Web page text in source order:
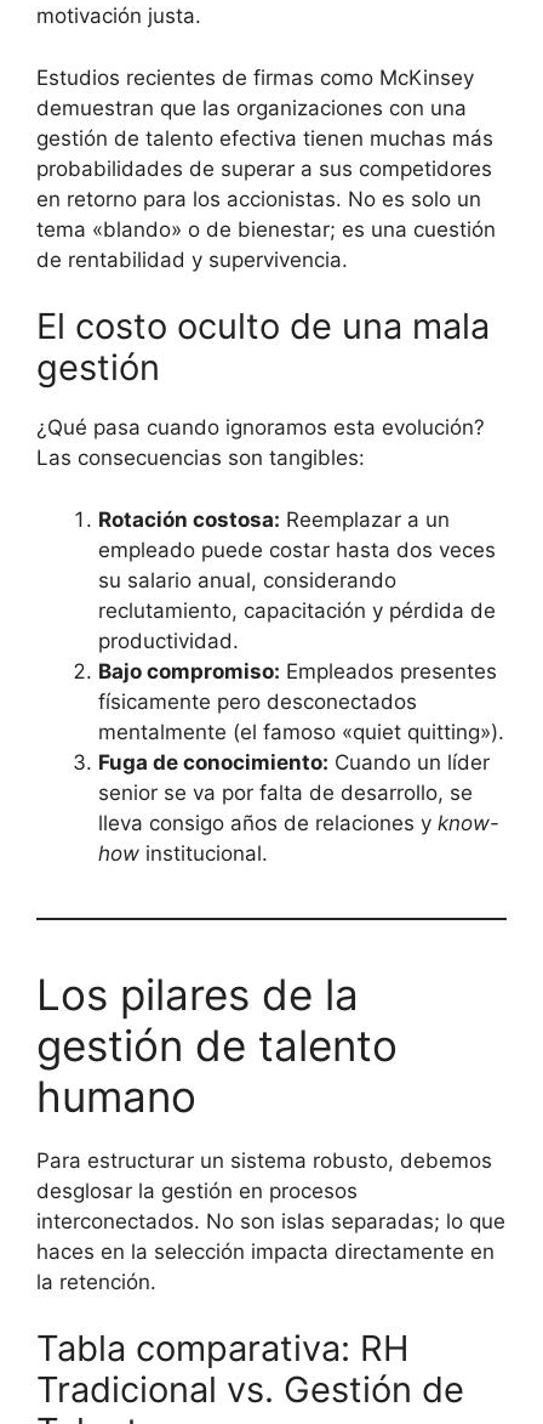
motivación justa.
Estudios recientes de firmas como McKinsey
demuestran que las organizaciones con una
gestión de talento efectiva tienen muchas más
probabilidades de superar a sus competidores
en retorno para los accionistas. No es solo un
tema «blando» o de bienestar; es una cuestión
de rentabilidad y supervivencia.
El costo oculto de una mala
gestión
¿Qué pasa cuando ignoramos esta evolución?
Las consecuencias son tangibles:
Rotación costosa: Reemplazar a un
empleado puede costar hasta dos veces
su salario anual, considerando
reclutamiento, capacitación y pérdida de
productividad.
Bajo compromiso: Empleados presentes
físicamente pero desconectados
mentalmente (el famoso «quiet quitting»).
Fuga de conocimiento: Cuando un líder
senior se va por falta de desarrollo, se
lleva consigo años de relaciones y know-
how institucional.
Los pilares de la
gestión de talento
humano
Para estructurar un sistema robusto, debemos
desglosar la gestión en procesos
interconectados. No son islas separadas; lo que
haces en la selección impacta directamente en
la retención.
Tabla comparativa: RH
Tradicional vs. Gestión de